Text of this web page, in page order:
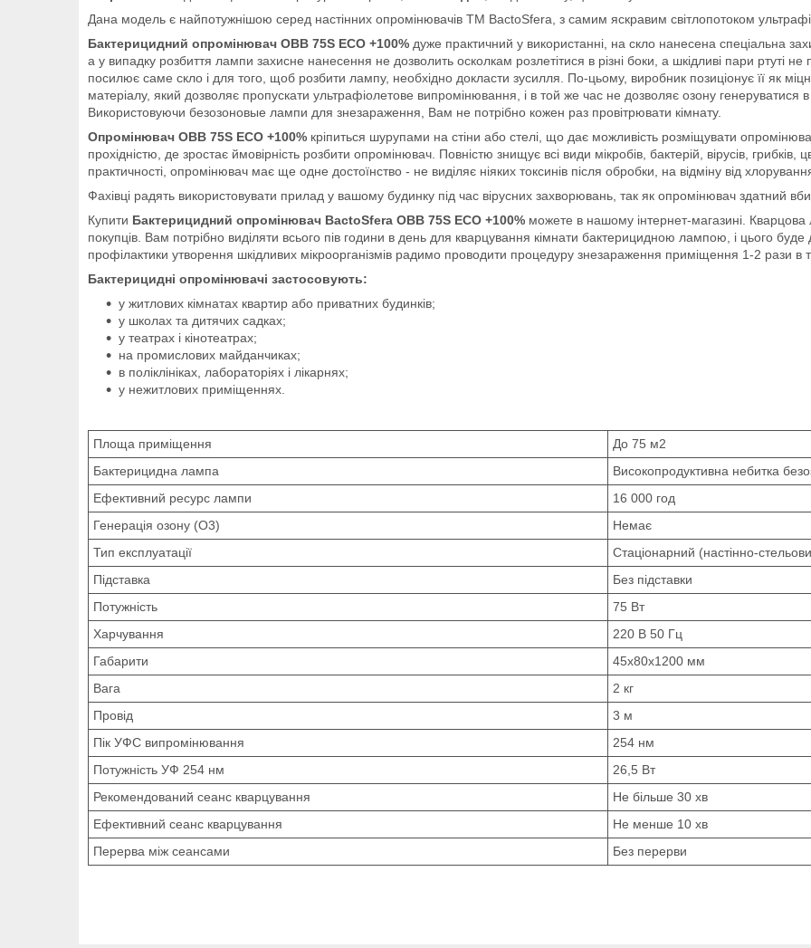
Дана модель є найпотужнішою серед настінних опромінювачів ТМ BactoSfera, з самим яскравим світлопотоком
Бактерицидний опромінювач OBB 75S ECO +100% дуже практичний у використанні, на скло нанесена спеціальна
а у випадку розбиття лампи захисне нанесення не дозволить осколкам розлетітися в різні боки, а шкідливі пари ртуті
посилює саме скло і для того, щоб розбити лампу, необхідно докласти зусилля. По-цьому, виробник позиціонує її як
матеріалу, який дозволяє пропускати ультрафіолетове випромінювання, і в той же час не дозволяє озону генеруватися в
Використовуючи безозоновые лампи для знезараження, Вам не потрібно кожен раз провітрювати кімнату.
Опромінювач OBB 75S ECO +100% кріпиться шурупами на стіни або стелі, що дає можливість розміщувати
прохідністю, де зростає ймовірність розбити опромінювач. Повністю знищує всі види мікробів, бактерій, вірусів, грибків,
практичності, опромінювач має ще одне достоїнство - не виділяє ніяких токсинів після обробки, на відміну від
Фахівці радять використовувати прилад у вашому будинку під час вірусних захворювань, так як опромінювач здатний
Купити Бактерицидний опромінювач BactoSfera OBB 75S ECO +100% можете в нашому інтернет-магазині. Кварцова
покупців. Вам потрібно виділяти всього пів години в день для кварцування кімнати бактерицидною лампою, і цього
профілактики утворення шкідливих мікроорганізмів радимо проводити процедуру знезараження приміщення 1-2 рази в
Бактерицидні опромінювачі застосовують:
у житлових кімнатах квартир або приватних будинків;
у школах та дитячих садках;
у театрах і кінотеатрах;
на промислових майданчиках;
в поліклініках, лабораторіях і лікарнях;
у нежитлових приміщеннях.
Площа приміщення
До 75 м2
Бактерицидна лампа
Високопродуктивна небитка
Ефективний ресурс лампи
16 000 год
Генерація озону (О3)
Немає
Тип експлуатації
Стаціонарний (настінно-
Підставка
Без підставки
Потужність
75 Вт
Харчування
220 В 50 Гц
Габарити
45х80х1200 мм
Вага
2 кг
Провід
3 м
Пік УФС випромінювання
254 нм
Потужність УФ 254 нм
26,5 Вт
Рекомендований сеанс кварцування
Не більше 30 хв
Ефективний сеанс кварцування
Не менше 10 хв
Перерва між сеансами
Без перерви